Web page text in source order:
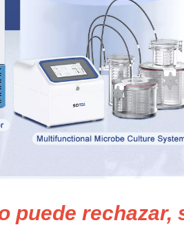
puede